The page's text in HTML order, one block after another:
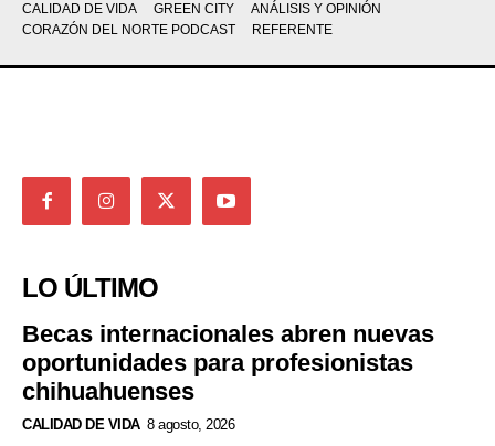
CALIDAD DE VIDA
GREEN CITY
ANÁLISIS Y OPINIÓN
CORAZÓN DEL NORTE PODCAST
REFERENTE
LO ÚLTIMO
Becas internacionales abren nuevas
oportunidades para profesionistas
chihuahuenses
CALIDAD DE VIDA 8 agosto, 2026